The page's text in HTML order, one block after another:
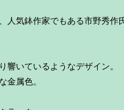
人気鉢作家でもある市野秀作
響いているようなデザイン。
金属色。